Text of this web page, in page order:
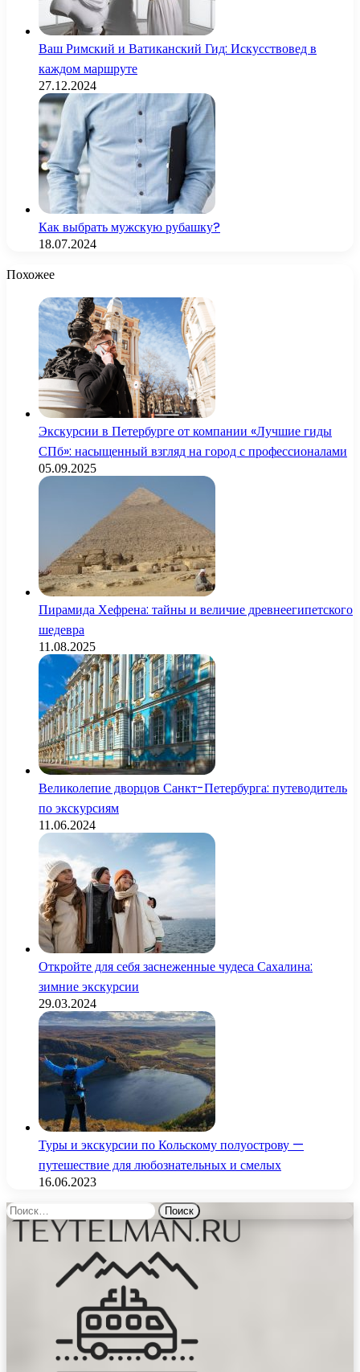
Ваш Римский и Ватиканский Гид: Искусствовед в
каждом маршруте
27.12.2024
Как выбрать мужскую рубашку?
18.07.2024
Похожее
Экскурсии в Петербурге от компании «Лучшие гиды
СПб»: насыщенный взгляд на город с профессионалами
05.09.2025
Пирамида Хефрена: тайны и величие древнеегипетского
шедевра
11.08.2025
Великолепие дворцов Санкт-Петербурга: путеводитель
по экскурсиям
11.06.2024
Откройте для себя заснеженные чудеса Сахалина:
зимние экскурсии
29.03.2024
Туры и экскурсии по Кольскому полуострову —
путешествие для любознательных и смелых
16.06.2023
Найти: